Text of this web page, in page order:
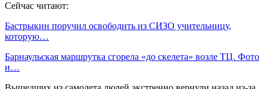
Сейчас читают:
Бастрыкин поручил освободить из СИЗО учительницу,
которую…
Барнаульская маршрутка сгорела «до скелета» возле ТЦ. Фото
и…